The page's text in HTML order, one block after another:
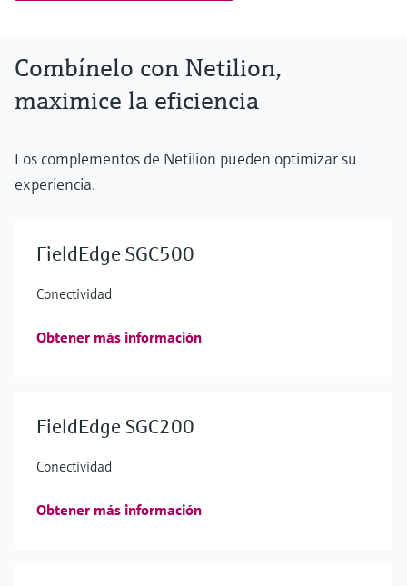
Combínelo con Netilion,
maximice la eficiencia
Los complementos de Netilion pueden optimizar su
experiencia.
FieldEdge SGC500
Conectividad
Obtener más información
FieldEdge SGC200
Conectividad
Obtener más información